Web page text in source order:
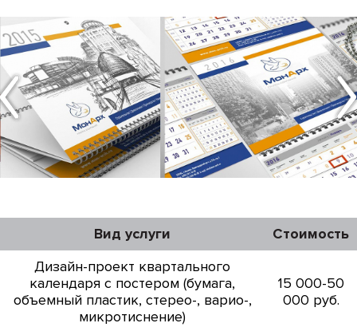
Вид услуги
Стоимость
Дизайн-проект квартального
календаря с постером (бумага,
объемный пластик, стерео-, варио-,
микротиснение)
15 000-50
000 руб.